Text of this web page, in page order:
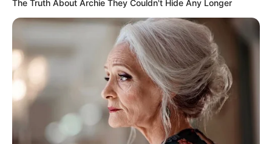
Tampil Lebih Modern, 7 Potret
Hasil Renovasi Rumah Berusia
90 Tahun
The Truth About Archie They Couldn't Hide Any Longer